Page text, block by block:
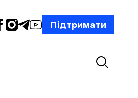
Підтримати